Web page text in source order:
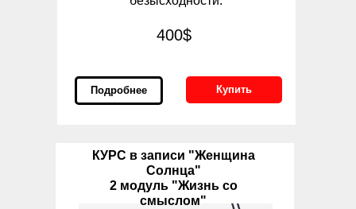
КУРС в записи "Женщина
Солнца"
2 модуль "Жизнь со
смыслом"
Подробнее
400$
Купить